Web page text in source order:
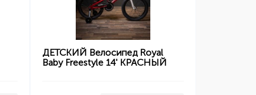
ДЕТСКИЙ Велосипед Royal
Baby Freestyle 14' КРАСНЫЙ